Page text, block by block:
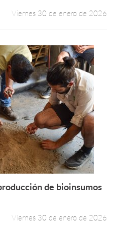
Viernes 30 de enero de 2026
Leer más +
de bioinsumos
Viernes 30 de enero de 2026